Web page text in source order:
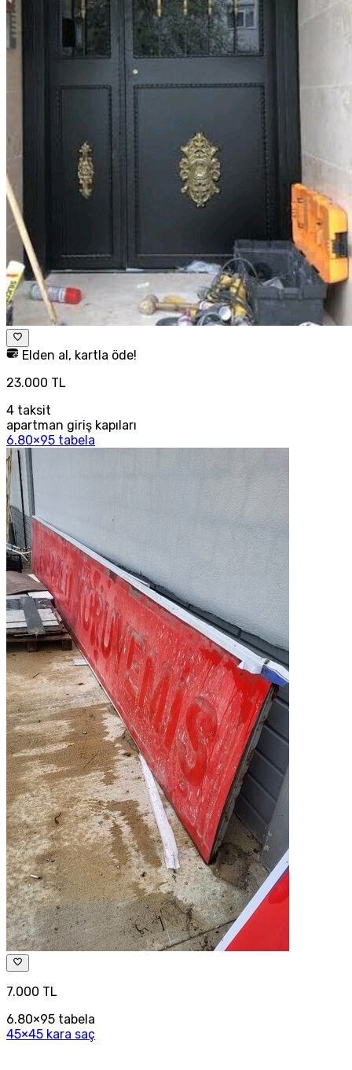
Elden al, kartla öde!
23.000 TL
4 taksit
apartman giriş kapıları
6.80×95 tabela
7.000 TL
6.80×95 tabela
45×45 kara saç